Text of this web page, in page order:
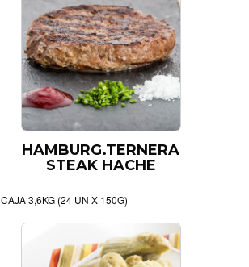
HAMBURG.TERNERA
STEAK HACHE
CAJA 3,6KG (24 UN X 150G)